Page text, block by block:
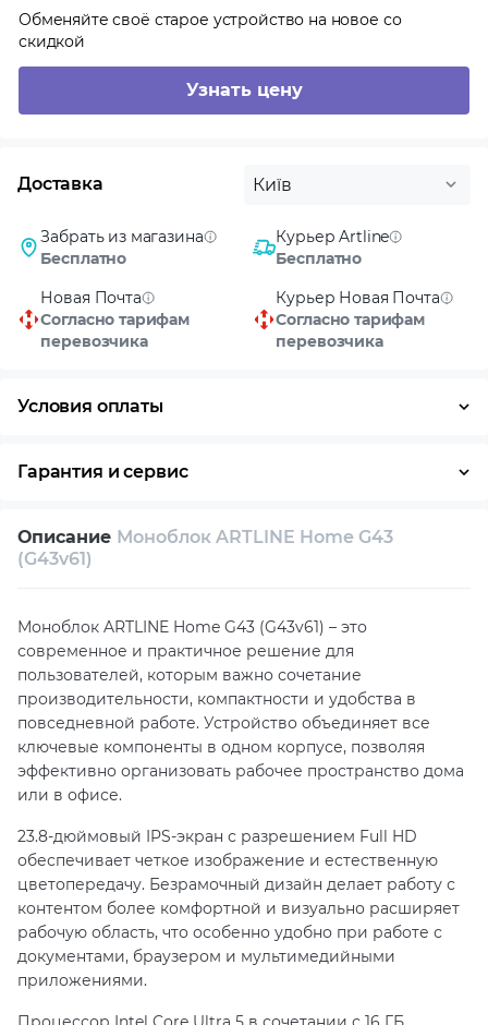
Обменяйте своё старое устройство на новое со
скидкой
Узнать цену
Доставка Київ
Забрать из магазина
Бесплатно
Курьер Artline
Бесплатно
Новая Почта
Согласно тарифам
перевозчика
Курьер Новая Почта
Согласно тарифам
перевозчика
Условия оплаты
Гарантия и сервис
Возврат и обмен в течение 14 дней
Техническая поддержка Консультация
Описание Моноблок ARTLINE Home G43
(G43v61)
Моноблок ARTLINE Home G43 (G43v61) – это
современное и практичное решение для
пользователей, которым важно сочетание
производительности, компактности и удобства в
повседневной работе. Устройство объединяет все
ключевые компоненты в одном корпусе, позволяя
эффективно организовать рабочее пространство дома
или в офисе.
23.8-дюймовый IPS-экран с разрешением Full HD
обеспечивает четкое изображение и естественную
цветопередачу. Безрамочный дизайн делает работу с
контентом более комфортной и визуально расширяет
рабочую область, что особенно удобно при работе с
документами, браузером и мультимедийными
приложениями.